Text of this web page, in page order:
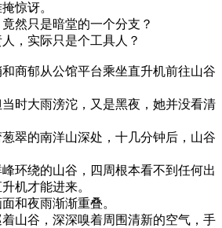
惊讶。
然只是暗堂的一个分支？
，实际只是个工具人？
商郁从公馆平台乘坐直升机前往山谷
时大雨滂沱，又是黑夜，她并没看清
翠的南洋山深处，十几分钟后，山谷
环绕的山谷，四周根本看不到任何出
机才能进来。
和夜雨渐渐重叠。
山谷，深深嗅着周围清新的空气，手